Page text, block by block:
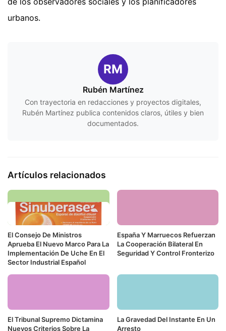
urbanos.
RM
Rubén Martínez
Con trayectoria en redacciones y proyectos digitales,
Rubén Martínez publica contenidos claros, útiles y bien
documentados.
Artículos relacionados
El Consejo De Ministros
Aprueba El Nuevo Marco Para La
Implementación De Uche En El
Sector Industrial Español
España Y Marruecos Refuerzan
La Cooperación Bilateral En
Seguridad Y Control Fronterizo
El Tribunal Supremo Dictamina
Nuevos Criterios Sobre La
La Gravedad Del Instante En Un
Arresto